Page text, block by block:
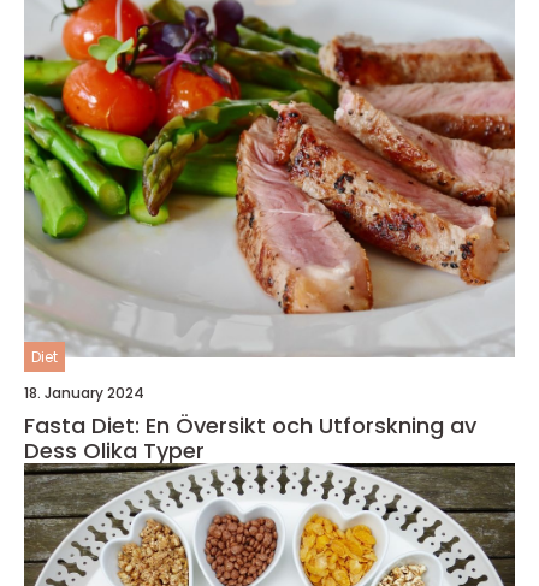
Diet
18. January 2024
Fasta Diet: En Översikt och Utforskning av
Dess Olika Typer